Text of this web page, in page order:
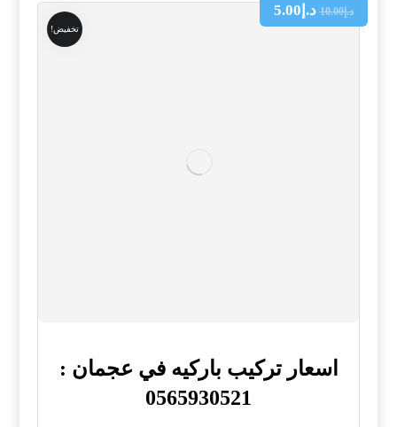
تخفيض!
اسعار تركيب باركيه في عجمان :
0565930521
د.إ10.00 د.إ 5.00